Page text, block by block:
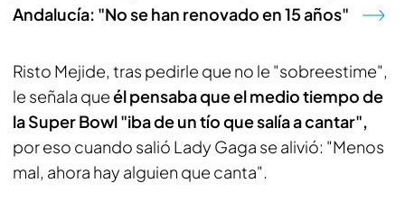
Andalucía: "No se han renovado en 15 años"
Risto Mejide, tras pedirle que no le "sobreestime",
le señala queél pensaba que el medio tiempo de
la Super Bowl "iba de un tío que salía a cantar",
por eso cuando salió Lady Gaga se alivió: "Menos
mal, ahora hay alguien que canta".